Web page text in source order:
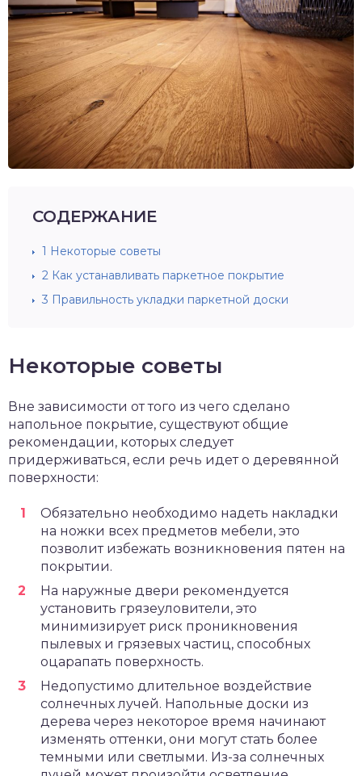
СОДЕРЖАНИЕ
1 Некоторые советы
2 Как устанавливать паркетное покрытие
3 Правильность укладки паркетной доски
Некоторые советы
Вне зависимости от того из чего сделано
напольное покрытие, существуют общие
рекомендации, которых следует
придерживаться, если речь идет о деревянной
поверхности:
Обязательно необходимо надеть накладки
на ножки всех предметов мебели, это
позволит избежать возникновения пятен на
покрытии.
На наружные двери рекомендуется
установить грязеуловители, это
минимизирует риск проникновения
пылевых и грязевых частиц, способных
оцарапать поверхность.
Недопустимо длительное воздействие
солнечных лучей. Напольные доски из
дерева через некоторое время начинают
изменять оттенки, они могут стать более
темными или светлыми. Из-за солнечных